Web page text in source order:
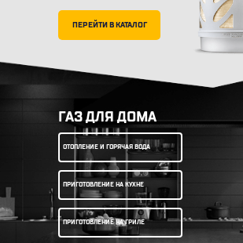
ПЕРЕЙТИ В КАТАЛОГ
ГАЗ ДЛЯ ДОМА
ОТОПЛЕНИЕ И ГОРЯЧАЯ ВОДА
ПРИГОТОВЛЕНИЕ НА КУХНЕ
ПРИГОТОВЛЕНИЕ НА ГРИЛЕ
33.5 24.5